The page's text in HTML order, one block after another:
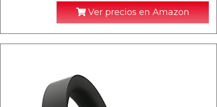
Ver precios en Amazon